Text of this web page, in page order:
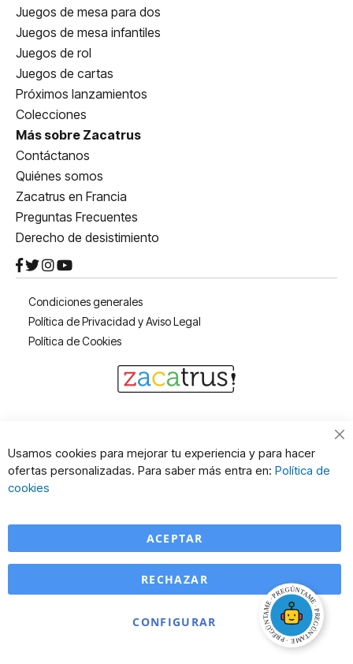
Juegos de mesa para dos
Juegos de mesa infantiles
Juegos de rol
Juegos de cartas
Próximos lanzamientos
Colecciones
Más sobre Zacatrus
Contáctanos
Quiénes somos
Zacatrus en Francia
Preguntas Frecuentes
Derecho de desistimiento
Condiciones generales
Política de Privacidad y Aviso Legal
Política de Cookies
Usamos cookies para mejorar tu experiencia y para hacer
ofertas personalizadas. Para saber más entra en: Política de
cookies
ACEPTAR
CONFIGURAR
RECHAZAR